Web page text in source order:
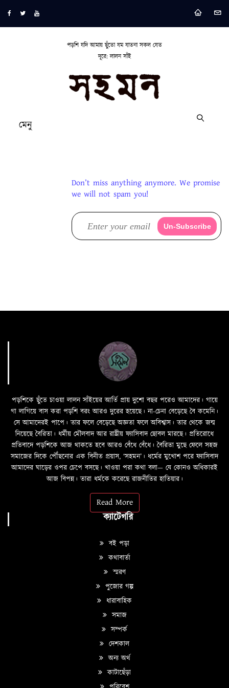
পড়শি যদি আমায় ছুঁতো যম যাতনা সকল যেত
দূরে: লালন সাঁই
মেনু
Don’t miss anything anymore. We promise
we will not spam you!
Un-Subscribe
পড়শিকে ছুঁতে চাওয়া লালন সাঁইয়ের আর্তি প্রায় দুশো বছর পরেও আমাদের। গায়ে
গা লাগিয়ে বাস করা পড়শি বরং আরও দুরের হয়েছে। না-চেনা বেড়েছে বৈ কমেনি।
সে আমাদেরই পাপে। তার ফলে বেড়েছে অজ্ঞতা ফলে অবিশ্বাস। তার থেকে জন্ম
নিয়েছে বৈরিতা। ধর্মীয় মৌলবাদ আর রাষ্ট্রীয় ফ্যাসিবাদ ছোবল মারছে। প্রতিরোধে
প্রতিবাদে পড়শিকে আজ থাকতে হবে আরও বেঁধে বেঁধে। বৈরিতা মুছে ফেলে সহজ
সমাজের দিকে পৌঁছনোর এক বিনীত প্রয়াস, ‘সহমন’। ধর্মের মুখোশ পরে ফ্যাসিবাদ
আমাদের ঘাড়ের ওপর চেপে বসছে। খাওয়া পরা কথা বলা—­­ যে কোনও অধিকারই
আজ বিপন্ন। তারা ধর্মকে করেছে রাজনীতির হাতিয়ার।
Read More
ক্যাটেগরি
বই পড়া
কথাবার্তা
স্মরণ
পুজোর গল্প
ধারাবাহিক
সমাজ
সম্পর্ক
দেশকাল
অন্য অর্থ
কাটাছেঁড়া